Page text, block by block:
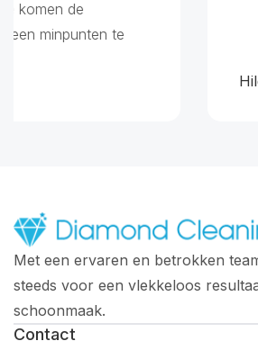
de
minpunten te
Met een ervaren en betrokken
steeds voor een vlekkeloos
schoonmaak.
Contact